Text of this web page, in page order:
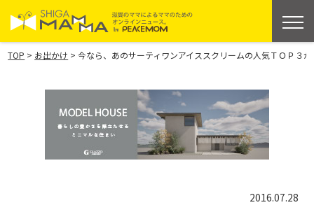
TOP > お出かけ >今なら、あのサーティワンアイススクリームの人気ＴＯＰ３
2016.07.28